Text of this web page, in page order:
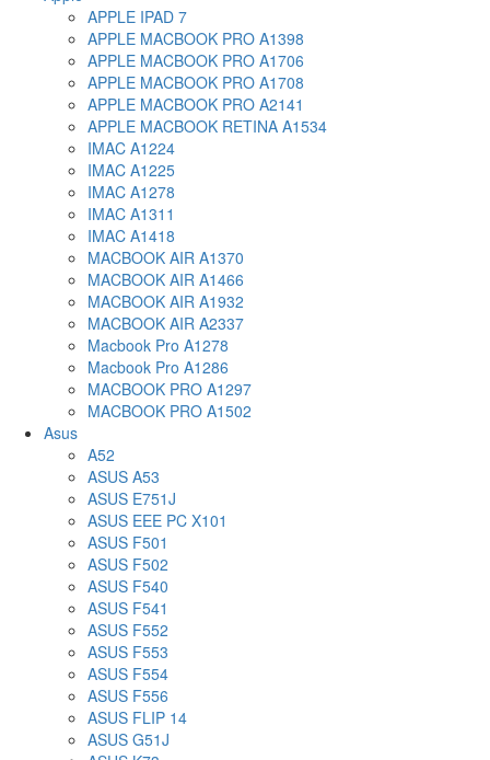
APPLE IPAD 7
APPLE MACBOOK PRO A1398
APPLE MACBOOK PRO A1706
APPLE MACBOOK PRO A1708
APPLE MACBOOK PRO A2141
APPLE MACBOOK RETINA A1534
IMAC A1224
IMAC A1225
IMAC A1278
IMAC A1311
IMAC A1418
MACBOOK AIR A1370
MACBOOK AIR A1466
MACBOOK AIR A1932
MACBOOK AIR A2337
Macbook Pro A1278
Macbook Pro A1286
MACBOOK PRO A1297
MACBOOK PRO A1502
Asus
A52
ASUS A53
ASUS E751J
ASUS EEE PC X101
ASUS F501
ASUS F502
ASUS F540
ASUS F541
ASUS F552
ASUS F553
ASUS F554
ASUS F556
ASUS FLIP 14
ASUS G51J